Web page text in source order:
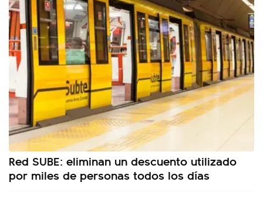
Red SUBE: eliminan un descuento utilizado
por miles de personas todos los días